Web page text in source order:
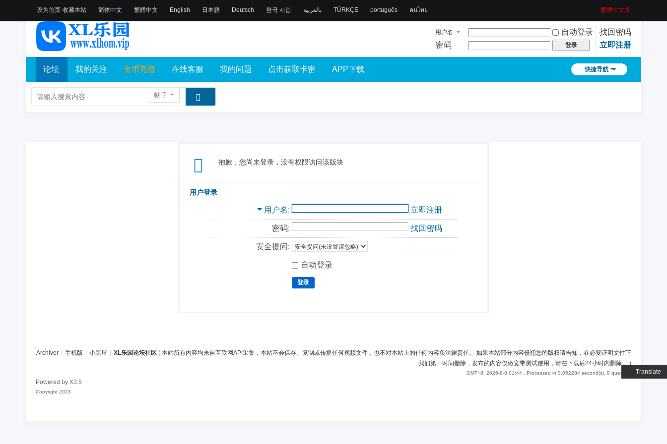
设为首页 收藏本站
Translate
简体中文 繁體中文 English 日本語 Deutsch 한국 사람 بالعربية TÜRKÇE português คนไทย 繁體中文版
用户名 自动登录
找回密码
密码
登录 立即注册
快捷导航
论坛 我的关注 金币充值 在线客服 我的问题 点击获取卡密 APP下载
帖子
抱歉，您尚未登录，没有权限访问该版块
用户登录
用户名 立即注册
密码: 找回密码
安全提问:
自动登录
登录
Archiver 手机版 小黑屋 XL乐园论坛社区 ( 本站所有内容均来自互联网API采集，本站不会保存、复制或传播任何视频文件，也不对本站上的任何内容负法律责任。 如果本站部分内容侵犯您的版权请告知，在必要证明文件下
我们第一时间撤除，发布的内容仅做宽带测试使用，请在下载后24小时内删除。)
GMT+8, 2026-8-8 01:44 , Processed in 0.052284 second(s), 8 queries .
Powered by X3.5
Copyright 2023